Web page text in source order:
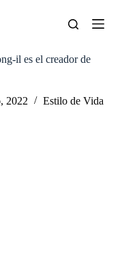
il es el creador de
2022 Estilo de Vida